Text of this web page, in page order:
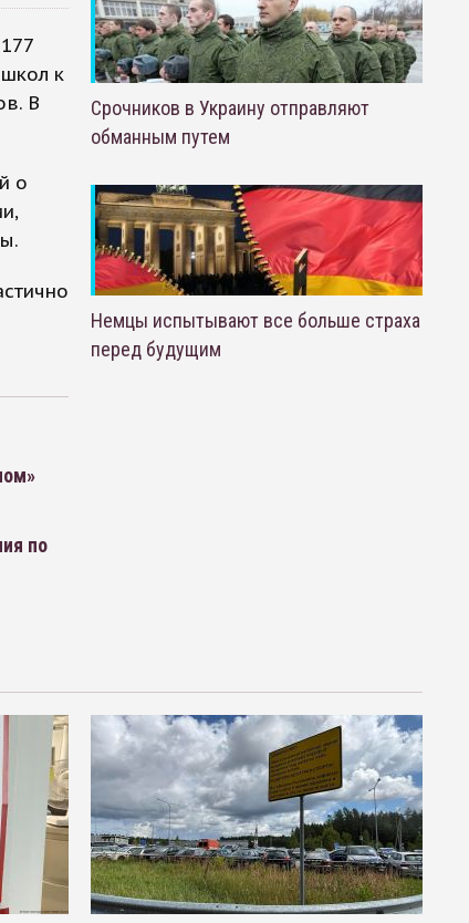
к
В
о
по
Срочников в Украину отправляют
обманным путем
Немцы испытывают все больше страха
перед будущим